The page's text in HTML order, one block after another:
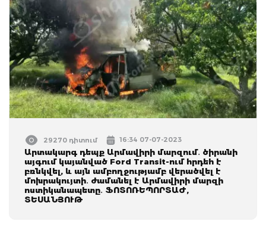
29270 դիտում 16:34 07-07-2023
Արտակարգ դեպք Արմավիրի մարզում․ ծիրանի
այգում կայանված Ford Transit-ում հրդեհ է
բռնկվել, և այն ամբողջությամբ վերածվել է
մոխրակույտի․ ժամանել է Արմավիրի մարզի
ոստիկանապետը․ ՖՈՏՈՌԵՊՈՐՏԱԺ,
ՏԵՍԱՆՅՈՒԹ